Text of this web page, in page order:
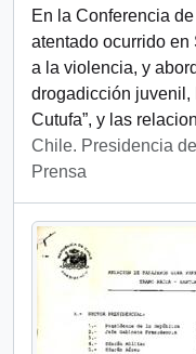
En la Conferencia
atentado ocurrido
a la violencia, y
drogadicción juvenil,
Cutufa”, y las
Chile. Presidencia
Prensa